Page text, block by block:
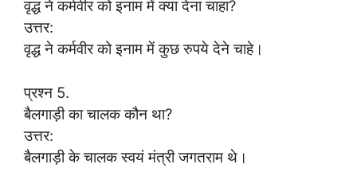
वृद्ध ने कर्मवीर को इनाम में क्या देना चाहा?
उत्तर:
वृद्ध ने कर्मवीर को इनाम में कुछ रुपये देने चाहे।
प्रश्न 5.
बैलगाड़ी का चालक कौन था?
उत्तर:
बैलगाड़ी के चालक स्वयं मंत्री जगतराम थे।